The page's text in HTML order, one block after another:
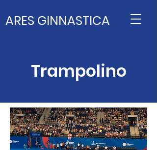
ARES GINNASTICA
Trampolino